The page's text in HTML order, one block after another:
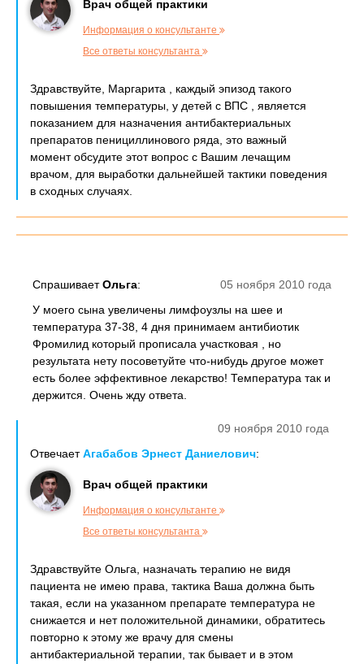
Врач общей практики
Информация о консультанте
Все ответы консультанта
Здравствуйте, Маргарита , каждый эпизод такого
повышения температуры, у детей с ВПС , является
показанием для назначения антибактериальных
препаратов пенициллинового ряда, это важный
момент обсудите этот вопрос с Вашим лечащим
врачом, для выработки дальнейшей тактики поведения
в сходных случаях.
05 ноября 2010 года
СпрашиваетОльга:
У моего сына увеличены лимфоузлы на шее и
температура 37-38, 4 дня принимаем антибиотик
Фромилид который прописала участковая , но
результата нету посоветуйте что-нибудь другое может
есть более эффективное лекарство! Температура так и
держится. Очень жду ответа.
09 ноября 2010 года
ОтвечаетАгабабов Эрнест Даниелович:
Врач общей практики
Информация о консультанте
Все ответы консультанта
Здравствуйте Ольга, назначать терапию не видя
пациента не имею права, тактика Ваша должна быть
такая, если на указанном препарате температура не
снижается и нет положительной динамики, обратитесь
повторно к этому же врачу для смены
антибактериальной терапии, так бывает и в этом